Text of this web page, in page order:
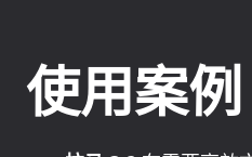
使用案例